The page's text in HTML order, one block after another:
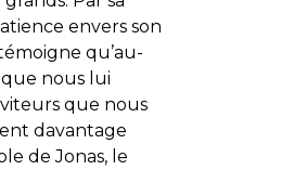
envers son
qu’au-
nous lui
que nous
davantage
de Jonas, le